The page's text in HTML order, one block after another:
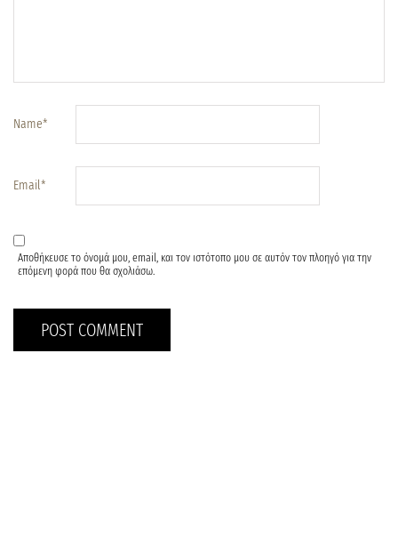
Name*
Email*
Αποθήκευσε το όνομά μου, email, και τον ιστότοπο μου σε αυτόν τον πλοηγό για την
επόμενη φορά που θα σχολιάσω.